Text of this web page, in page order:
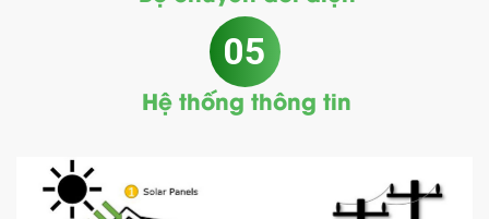
05
Hệ thống thông tin